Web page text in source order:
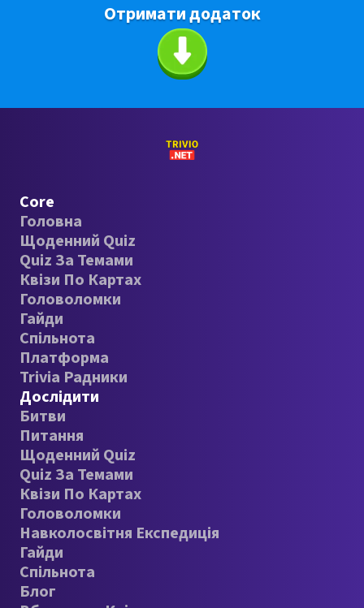
Отримати додаток
Core
Головна
Щоденний Quiz
Quiz За Темами
Квізи По Картах
Головоломки
Гайди
Спільнота
Платформа
Trivia Радники
Дослідити
Битви
Питання
Щоденний Quiz
Quiz За Темами
Квізи По Картах
Головоломки
Навколосвітня Експедиція
Гайди
Спільнота
Блог